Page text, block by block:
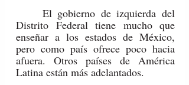
Distrito Federal tiene mucho que
enseñar a los estados de México,
pero como país ofrece poco hacia
afuera. Otros países de América
Latina están más adelantados.